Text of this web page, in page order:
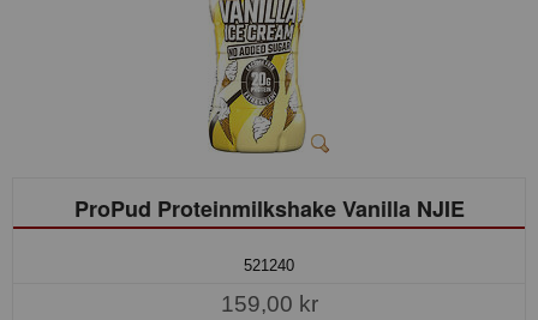
ProPud Proteinmilkshake Vanilla NJIE
521240
159,00 kr